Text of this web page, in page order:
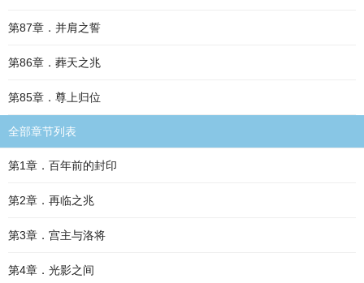
第87章．并肩之誓
第86章．葬天之兆
第85章．尊上归位
全部章节列表
第1章．百年前的封印
第2章．再临之兆
第3章．宫主与洛将
第4章．光影之间